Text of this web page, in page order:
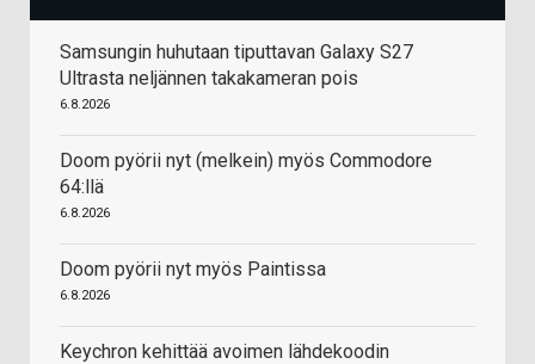
Samsungin huhutaan tiputtavan Galaxy S27
Ultrasta neljännen takakameran pois
6.8.2026
Doom pyörii nyt (melkein) myös Commodore
64:llä
6.8.2026
Doom pyörii nyt myös Paintissa
6.8.2026
Keychron kehittää avoimen lähdekoodin